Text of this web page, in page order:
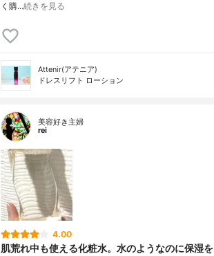
く購…続きを見る
Attenir(アテニア)
ドレスリフト ローション
美容好き主婦
rei
4.00
肌荒れ中も使える化粧水。水のようなのに保湿を